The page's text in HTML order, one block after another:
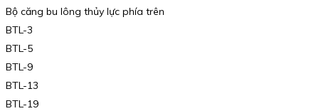
Bộ căng bu lông thủy lực phía trên
BTL-3
BTL-5
BTL-9
BTL-13
BTL-19